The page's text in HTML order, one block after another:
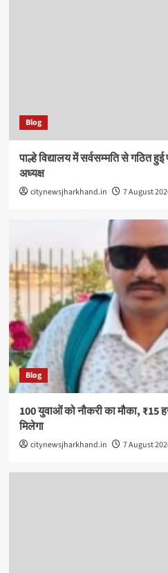
Blog
पाल्हे विद्यालय में सर्वसम्मति से गठित
अध्यक्ष
citynewsjharkhand.in 7 August
Blog
100 युवाओं को नौकरी का मौका, ₹15
मिलेगा
citynewsjharkhand.in 7 August